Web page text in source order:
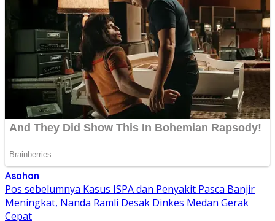
Asahan
Navigasi
pos
Pos sebelumnya Kasus ISPA dan Penyakit Pasca Banjir
Meningkat, Nanda Ramli Desak Dinkes Medan Gerak
Cepat